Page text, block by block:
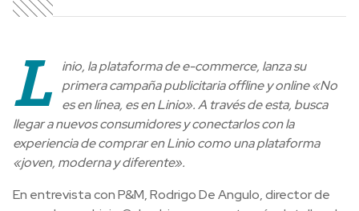
L
inio, la plataforma de e-commerce, lanza su
primera campaña publicitaria offline y online «No
es en línea, es en Linio». A través de esta, busca
llegar a nuevos consumidores y conectarlos con la
experiencia de comprar en Linio como una plataforma
«joven, moderna y diferente».
En entrevista con P&M, Rodrigo De Angulo, director de